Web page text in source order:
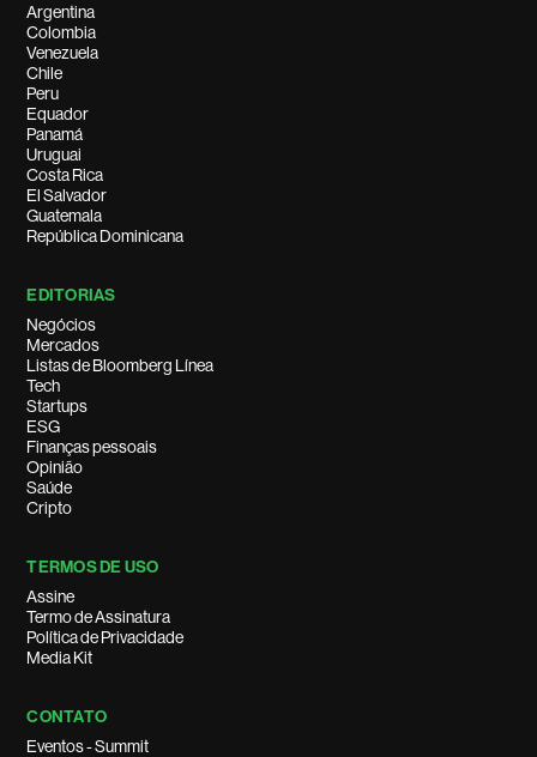
Argentina
Colombia
Venezuela
Chile
Peru
Equador
Panamá
Uruguai
Costa Rica
El Salvador
Guatemala
República Dominicana
EDITORIAS
Negócios
Mercados
Listas de Bloomberg Línea
Tech
Startups
ESG
Finanças pessoais
Opinião
Saúde
Cripto
TERMOS DE USO
Assine
Termo de Assinatura
Política de Privacidade
Media Kit
CONTATO
Eventos - Summit